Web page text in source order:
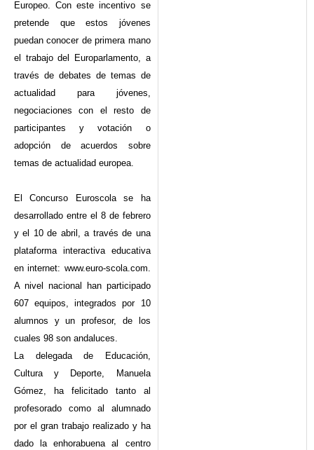
Europeo. Con este incentivo se
pretende que estos jóvenes
puedan conocer de primera mano
el trabajo del Europarlamento, a
través de debates de temas de
actualidad para jóvenes,
negociaciones con el resto de
participantes y votación o
adopción de acuerdos sobre
temas de actualidad europea.
El Concurso Euroscola se ha
desarrollado entre el 8 de febrero
y el 10 de abril, a través de una
plataforma interactiva educativa
en internet: www.euro-scola.com.
A nivel nacional han participado
607 equipos, integrados por 10
alumnos y un profesor, de los
cuales 98 son andaluces.
La delegada de Educación,
Cultura y Deporte, Manuela
Gómez, ha felicitado tanto al
profesorado como al alumnado
por el gran trabajo realizado y ha
dado la enhorabuena al centro